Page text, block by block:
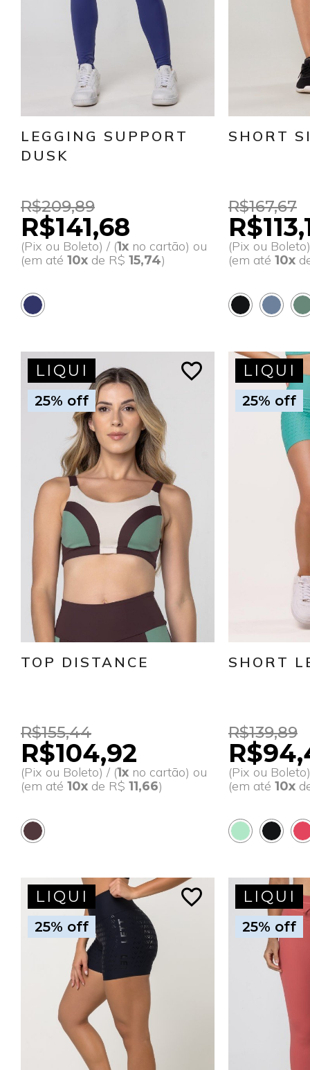
LEGGING SUPPORT
DUSK
R$209,89
R$141,68
(Pix ou Boleto) / (1x no cartão) ou
(em até 10x de R$ 15,74)
SHORT
R$167,67
(Pix ou
(em até 10x
LIQUI
25% off
favorite_border
TOP DISTANCE
R$155,44
R$104,92
(Pix ou Boleto) / (1x no cartão) ou
(em até 10x de R$ 11,66)
LIQUI
25% off
SHORT
R$139,89
(Pix ou
(em até 10x
LIQUI
25% off
favorite_border LIQUI
25% off